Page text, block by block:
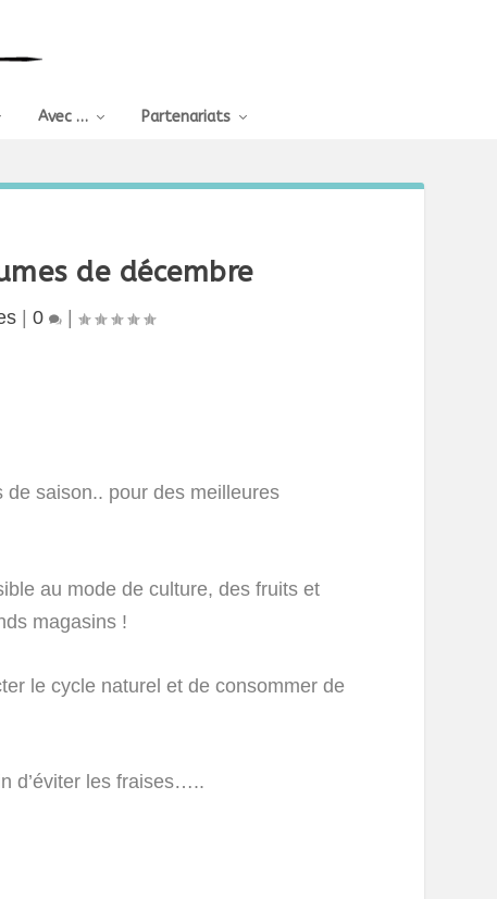
Avec … Partenariats
de décembre
|0 |
saison.. pour des meilleures
au mode de culture, des fruits et
magasins !
le cycle naturel et de consommer de
d’éviter les fraises…..